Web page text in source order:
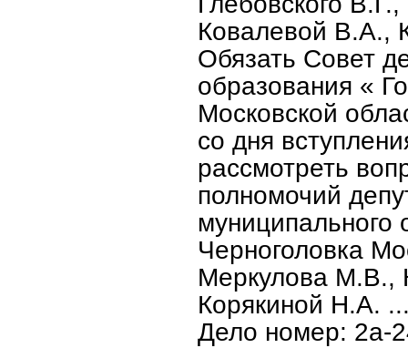
Ковалевой В.А.,
Обязать Совет
образования «
Московской
со дня
рассмотреть
полномочий
муниципального
Черноголовка
Меркулова М.В.,
Корякиной Н.А.
Дело номер: 2а-